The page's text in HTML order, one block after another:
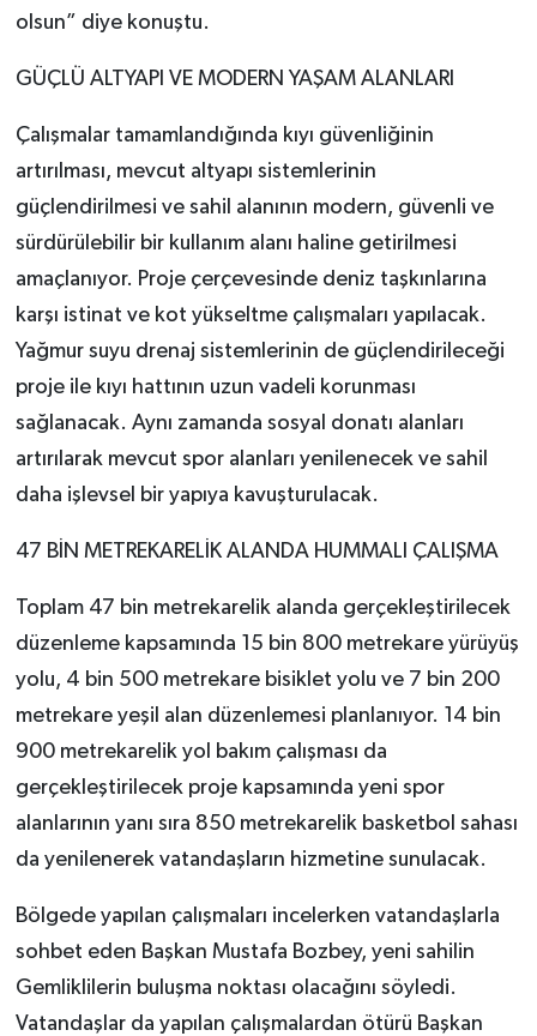
olsun” diye konuştu.
GÜÇLÜ ALTYAPI VE MODERN YAŞAM ALANLARI
Çalışmalar tamamlandığında kıyı güvenliğinin
artırılması, mevcut altyapı sistemlerinin
güçlendirilmesi ve sahil alanının modern, güvenli ve
sürdürülebilir bir kullanım alanı haline getirilmesi
amaçlanıyor. Proje çerçevesinde deniz taşkınlarına
karşı istinat ve kot yükseltme çalışmaları yapılacak.
Yağmur suyu drenaj sistemlerinin de güçlendirileceği
proje ile kıyı hattının uzun vadeli korunması
sağlanacak. Aynı zamanda sosyal donatı alanları
artırılarak mevcut spor alanları yenilenecek ve sahil
daha işlevsel bir yapıya kavuşturulacak.
47 BİN METREKARELİK ALANDA HUMMALI ÇALIŞMA
Toplam 47 bin metrekarelik alanda gerçekleştirilecek
düzenleme kapsamında 15 bin 800 metrekare yürüyüş
yolu, 4 bin 500 metrekare bisiklet yolu ve 7 bin 200
metrekare yeşil alan düzenlemesi planlanıyor. 14 bin
900 metrekarelik yol bakım çalışması da
gerçekleştirilecek proje kapsamında yeni spor
alanlarının yanı sıra 850 metrekarelik basketbol sahası
da yenilenerek vatandaşların hizmetine sunulacak.
Bölgede yapılan çalışmaları incelerken vatandaşlarla
sohbet eden Başkan Mustafa Bozbey, yeni sahilin
Gemliklilerin buluşma noktası olacağını söyledi.
Vatandaşlar da yapılan çalışmalardan ötürü Başkan